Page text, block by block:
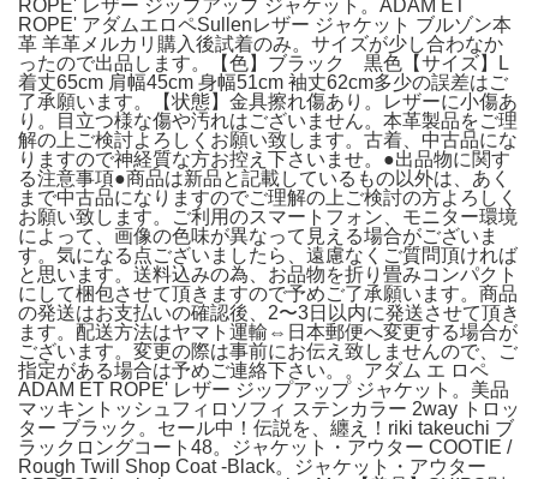
ROPE' レザー ジップアップ ジャケット。ADAM ET
ROPE' アダムエロペSullenレザー ジャケット ブルゾン本
革 羊革メルカリ購入後試着のみ。サイズが少し合わなか
ったので出品します。【色】ブラック 黒色【サイズ】L
着丈65cm 肩幅45cm 身幅51cm 袖丈62cm多少の誤差はご
了承願います。【状態】金具擦れ傷あり。レザーに小傷あ
り。目立つ様な傷や汚れはございません。本革製品をご理
解の上ご検討よろしくお願い致します。古着、中古品にな
りますので神経質な方お控え下さいませ。●出品物に関す
る注意事項●商品は新品と記載しているもの以外は、あく
まで中古品になりますのでご理解の上ご検討の方よろしく
お願い致します。ご利用のスマートフォン、モニター環境
によって、画像の色味が異なって見える場合がございま
す。気になる点ございましたら、遠慮なくご質問頂ければ
と思います。送料込みの為、お品物を折り畳みコンパクト
にして梱包させて頂きますので予めご了承願います。商品
の発送はお支払いの確認後、2〜3日以内に発送させて頂き
ます。配送方法はヤマト運輸⇔日本郵便へ変更する場合が
ございます。変更の際は事前にお伝え致しませんので、ご
指定がある場合は予めご連絡下さい。。アダム エ ロペ
ADAM ET ROPE' レザー ジップアップ ジャケット。美品
マッキントッシュフィロソフィ ステンカラー 2way トロッ
ター ブラック。セール中！伝説を、纏え！riki takeuchi ブ
ラックロングコート48。ジャケット・アウター COOTIE /
Rough Twill Shop Coat -Black。ジャケット・アウター